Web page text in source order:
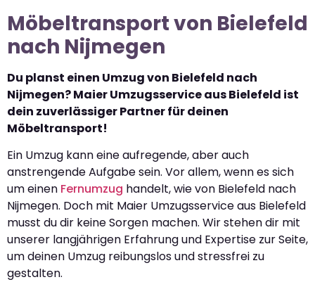
Möbeltransport von Bielefeld
nach Nijmegen
Du planst einen Umzug von Bielefeld nach
Nijmegen? Maier Umzugsservice aus Bielefeld ist
dein zuverlässiger Partner für deinen
Möbeltransport!
Ein Umzug kann eine aufregende, aber auch
anstrengende Aufgabe sein. Vor allem, wenn es sich
um einen Fernumzug handelt, wie von Bielefeld nach
Nijmegen. Doch mit Maier Umzugsservice aus Bielefeld
musst du dir keine Sorgen machen. Wir stehen dir mit
unserer langjährigen Erfahrung und Expertise zur Seite,
um deinen Umzug reibungslos und stressfrei zu
gestalten.